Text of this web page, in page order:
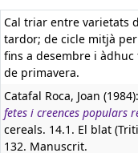
Cal triar entre varietats
tardor; de cicle mitjà
fins a desembre i
de primavera.
Catafal Roca, Joan
fetes i creences populars
cereals. 14.1. El blat
132. Manuscrit.